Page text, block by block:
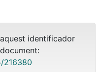
identificador
216380